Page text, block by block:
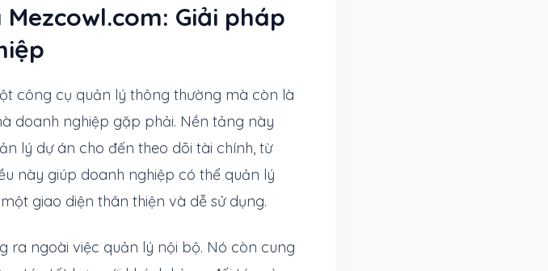
Giải pháp
công cụ quản lý thông thường mà còn là
doanh nghiệp gặp phải. Nền tảng này
lý dự án cho đến theo dõi tài chính, từ
này giúp doanh nghiệp có thể quản lý
giao diện thân thiện và dễ sử dụng.
ra ngoài việc quản lý nội bộ. Nó còn cung